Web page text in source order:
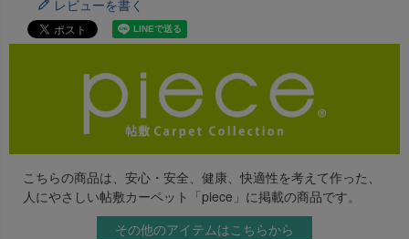
レビューを書く
こちらの商品は、安心・安全、健康、快適性を考えて作った、
人にやさしい帖敷カーペット「piece」に掲載の商品です。
その他のアイテムはこちらから